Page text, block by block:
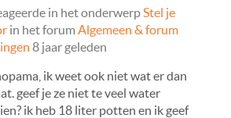
in het onderwerp Stel je
in het forum Algemeen & forum
8 jaar geleden
ik weet ook niet wat er dan
geef je ze niet te veel water
ik heb 18 liter potten en ik geef